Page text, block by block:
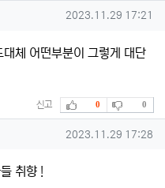
작성일
2023.11.29 17:21
체 어떤부분이 그렇게 대단
신고 추천
0 비추천
0
작성일
2023.11.29 17:28
취향 !